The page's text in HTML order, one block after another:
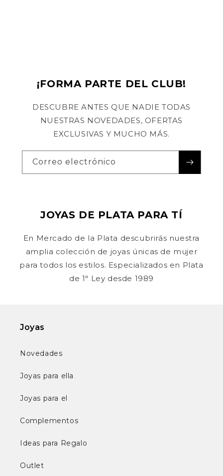
¡FORMA PARTE DEL CLUB!
DESCUBRE ANTES QUE NADIE TODAS
NUESTRAS NOVEDADES, OFERTAS
EXCLUSIVAS Y MUCHO MÁS.
Correo electrónico
JOYAS DE PLATA PARA TÍ
En Mercado de la Plata descubrirás nuestra
amplia colección de joyas únicas de mujer
para todos los estilos. Especializados en Plata
de 1ª Ley desde 1989
Joyas
Novedades
Joyas para ella
Joyas para el
Complementos
Ideas para Regalo
Outlet